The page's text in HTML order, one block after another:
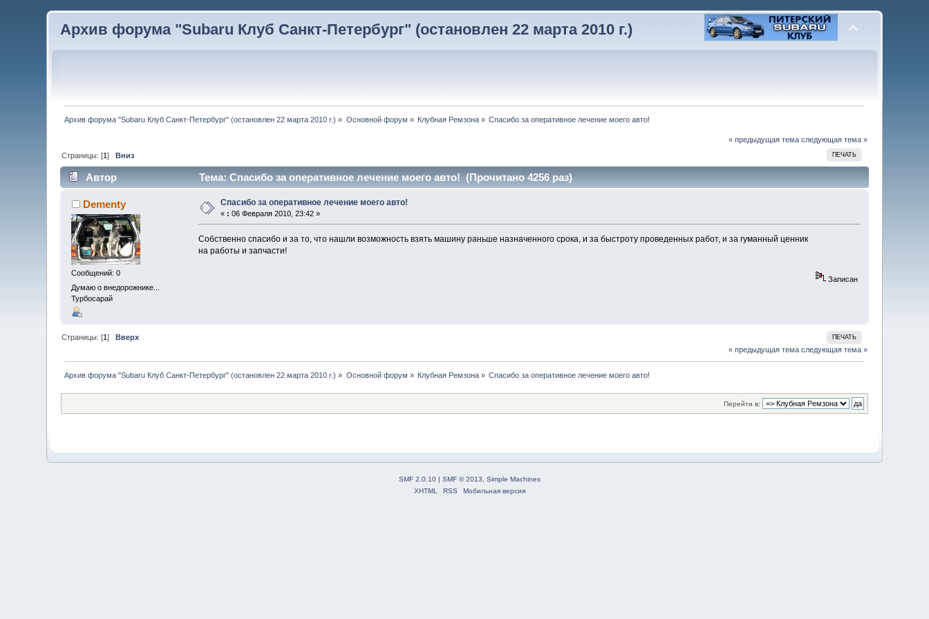
Архив форума "Subaru Клуб Санкт-Петербург" (остановлен 22 марта 2010 г.)
Архив форума "Subaru Клуб Санкт-Петербург" (остановлен 22 марта 2010 г.) » Основной форум » Клубная Ремзона » Спасибо за оперативное лечение моего авто!
« предыдущая тема следующая тема »
ПЕЧАТЬ
Страницы: [1]Вниз
Автор Тема: Спасибо за оперативное лечение моего авто! (Прочитано 4256 раз)
Dementy
Сообщений: 0
Думаю о внедорожнике...
Турбосарай
Спасибо за оперативное лечение моего авто!
« : 06 Февраля 2010, 23:42 »
Собственно спасибо и за то, что нашли возможность взять машину раньше назначенного срока, и за быстроту проведенных работ, и за гуманный ценник
на работы и запчасти!
Записан
ПЕЧАТЬ
Страницы: [1]
Вверх
« предыдущая тема следующая тема »
Архив форума "Subaru Клуб Санкт-Петербург" (остановлен 22 марта 2010 г.) » Основной форум » Клубная Ремзона » Спасибо за оперативное лечение моего авто!
Перейти в:
SMF 2.0.10 | SMF © 2013, Simple Machines
XHTML
RSS Мобильная версия